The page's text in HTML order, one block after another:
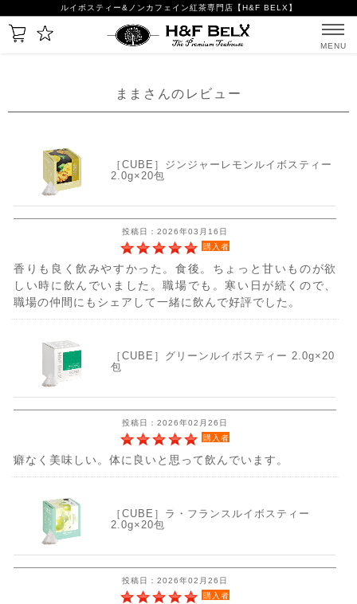
ルイボスティー&ノンカフェイン紅茶専門店【H&F BELX】
MENU
ままさんのレビュー
［CUBE］ジンジャーレモンルイボスティー
2.0g×20包
投稿日：2026年03月16日
購入者
香りも良く飲みやすかった。食後。ちょっと甘いものが欲
しい時に飲んでいました。職場でも。寒い日が続くので、
職場の仲間にもシェアして一緒に飲んで好評でした。
［CUBE］グリーンルイボスティー 2.0g×20
包
投稿日：2026年02月26日
購入者
癖なく美味しい。体に良いと思って飲んでいます。
［CUBE］ラ・フランスルイボスティー
2.0g×20包
投稿日：2026年02月26日
購入者